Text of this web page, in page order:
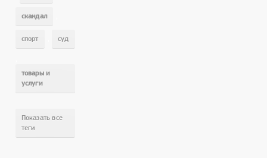
скандал
спорт суд
товары и
услуги
Показать все
теги